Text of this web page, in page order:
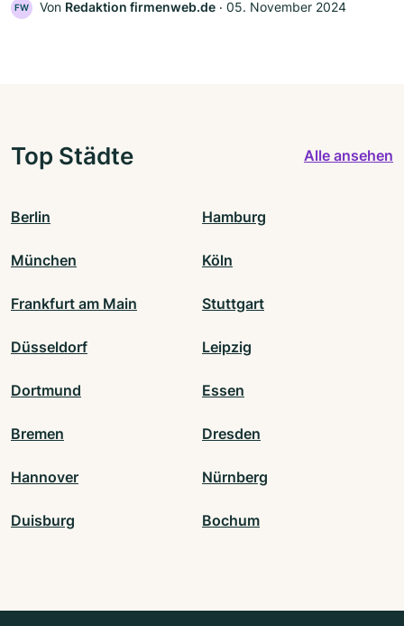
FW Von Redaktion firmenweb.de ‧ 05. November 2024
Top Städte Alle ansehen
Berlin Hamburg
München Köln
Frankfurt am Main Stuttgart
Düsseldorf Leipzig
Dortmund Essen
Bremen Dresden
Hannover Nürnberg
Duisburg Bochum